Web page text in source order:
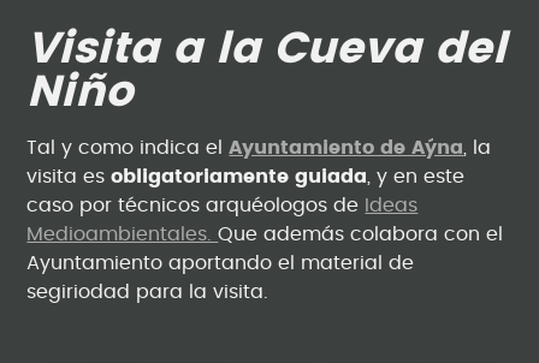
Visita a la Cueva del
Niño
Tal y como indica elAyuntamiento de Aýna , la
visita esobligatoriamente guiada , y en este
caso por técnicos arquéologos de Ideas
Medioambientales.Que además colabora con el
Ayuntamiento aportando el material de
segiriodad para la visita.